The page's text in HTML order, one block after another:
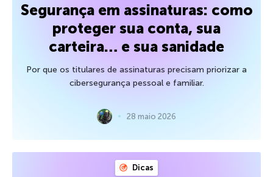
Segurança em assinaturas: como
proteger sua conta, sua
carteira… e sua sanidade
Por que os titulares de assinaturas precisam priorizar a
cibersegurança pessoal e familiar.
28 maio 2026
Dicas